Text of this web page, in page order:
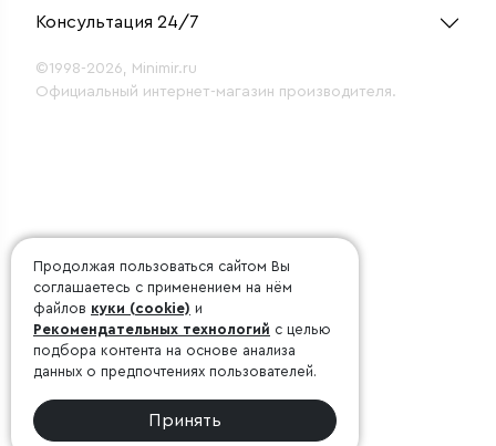
Консультация 24/7
©1998-2026, Minimir.ru
Официальный интернет-магазин производителя.
Продолжая пользоваться сайтом Вы
соглашаетесь с применением на нём
файлов куки (cookie) и
Рекомендательных технологий с целью
подбора контента на основе анализа
данных о предпочтениях пользователей.
Принять